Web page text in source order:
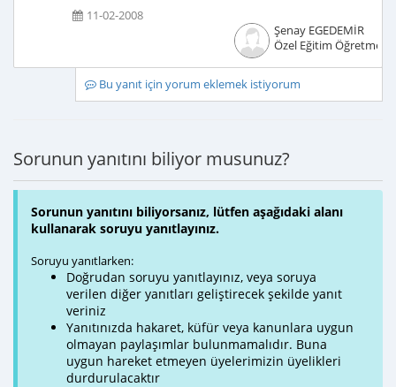
11-02-2008
Şenay EGEDEMİR
Özel Eğitim Öğretmeni
Bu yanıt için yorum eklemek istiyorum
Sorunun yanıtını biliyor musunuz?
Sorunun yanıtını biliyorsanız, lütfen aşağıdaki alanı
kullanarak soruyu yanıtlayınız.
Soruyu yanıtlarken:
Doğrudan soruyu yanıtlayınız, veya soruya
verilen diğer yanıtları geliştirecek şekilde yanıt
veriniz
Yanıtınızda hakaret, küfür veya kanunlara uygun
olmayan paylaşımlar bulunmamalıdır. Buna
uygun hareket etmeyen üyelerimizin üyelikleri
durdurulacaktır